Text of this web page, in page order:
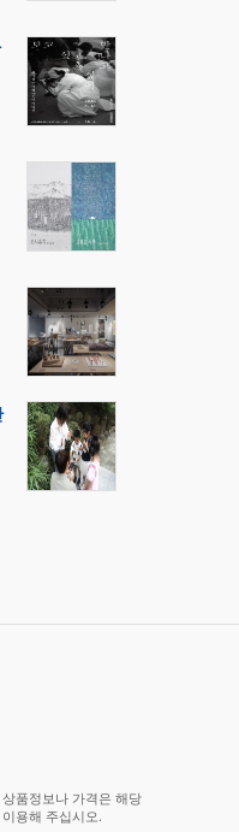
품정보나 가격은 해당
용해 주십시오.